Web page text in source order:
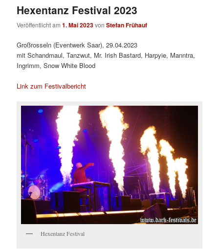
Hexentanz Festival 2023
Veröffentlicht am1. Mai 2023vonStefan Frühauf
Großrosseln (Eventwerk Saar), 29.04.2023
mit Schandmaul, Tanzwut, Mr. Irish Bastard, Harpyie, Manntra,
Ingrimm, Snow White Blood
Link zum Festivalbericht
Hexentanz Festival